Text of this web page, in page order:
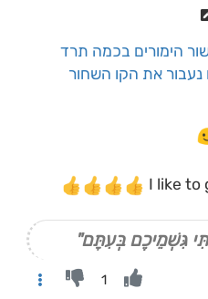
הימורים בכמה תרד
את הקו השחור
גִּשְׁמֵיכֶם בְּעִתָּם"
1